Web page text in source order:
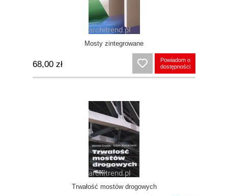
Mosty zintegrowane
68,00 zł
Powiadom o
dostępności
Trwałość mostów drogowych